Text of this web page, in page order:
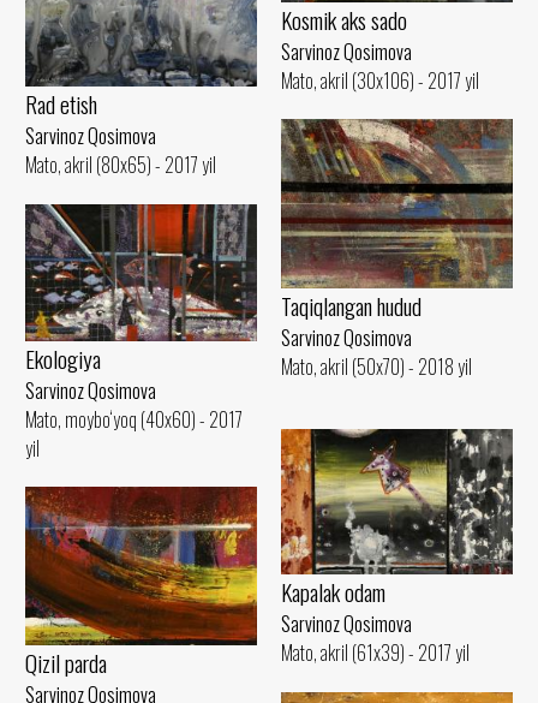
Rad etish
Sarvinoz Qosimova
Mato, akril (80x65) - 2017 yil
Kosmik aks sado
Sarvinoz Qosimova
Mato, akril (30x106) - 2017 yil
Taqiqlangan hudud
Sarvinoz Qosimova
Mato, akril (50x70) - 2018 yil
Ekologiya
Sarvinoz Qosimova
Mato, moybo‘yoq (40x60) - 2017
yil
Kapalak odam
Sarvinoz Qosimova
Mato, akril (61x39) - 2017 yil
Qizil parda
Sarvinoz Qosimova